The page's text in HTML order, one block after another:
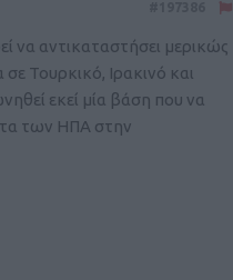
να αντικαταστήσει μερικώς
σε Τουρκικό, Ιρακινό και
εκεί μία βάση που να
των ΗΠΑ στην